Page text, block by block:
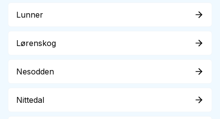
Lunner
Lørenskog
Nesodden
Nittedal